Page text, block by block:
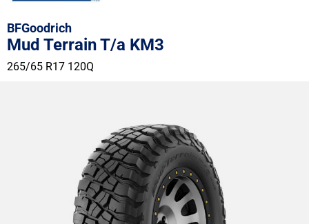
BFGoodrich
Mud Terrain T/a KM3
265/65 R17 120Q